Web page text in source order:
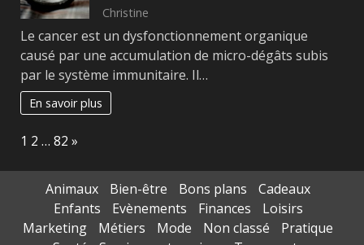
Christine
Le cancer est un dysfonctionnement organique
causé par une accumulation de micro-dégâts subis
par le système immunitaire. Il…
En savoir plus
Page:
1 2 … 82 Next
»
Animaux Bien-être Bons plans
Cadeaux
Enfants
Evènements Finances
Loisirs
Marketing
Métiers Mode Non classé
Pratique